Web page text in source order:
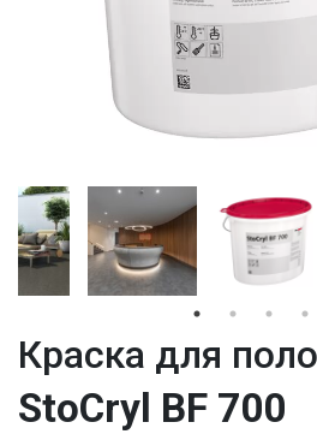
Краска для
StoCryl BF 700